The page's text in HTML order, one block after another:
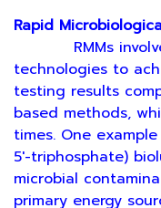
Rapid
RMMs involve
technologies to
testing results
based methods,
times. One
5′-triphosphate)
microbial
primary energy